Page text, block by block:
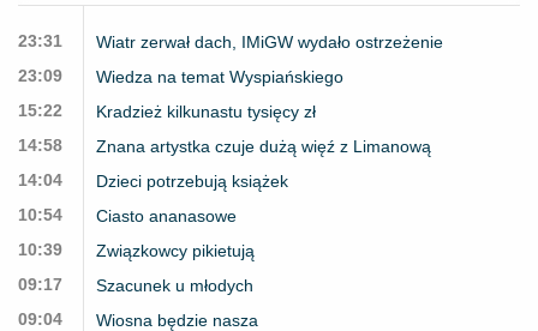
23:31
Wiatr zerwał dach, IMiGW wydało ostrzeżenie
23:09
Wiedza na temat Wyspiańskiego
15:22
Kradzież kilkunastu tysięcy zł
14:58
Znana artystka czuje dużą więź z Limanową
14:04
Dzieci potrzebują książek
10:54
Ciasto ananasowe
10:39
Związkowcy pikietują
09:17
Szacunek u młodych
09:04
Wiosna będzie nasza